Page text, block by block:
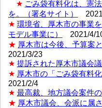
★ ごみ袋有料化は、憲
を。（署名サイト）
★ 環境省、厚木市の事業
モデル事業に）
2021/4/
★ 厚木市は今後、予算案
2021/3/23
★ 提訴された厚木市議会
★ 厚木市の「ごみ袋有料
2021/2/4
★ 最高裁、地方議会案件
★ 厚木市議会、会派に属